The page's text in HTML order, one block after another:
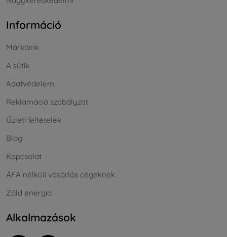
Információ
Márkáink
A sütik
Adatvédelem
Reklamáció szabályzat
Üzleti feltételek
Blog
Kapcsolat
ÁFA nélküli vásárlás cégeknek
Zöld energia
Alkalmazások